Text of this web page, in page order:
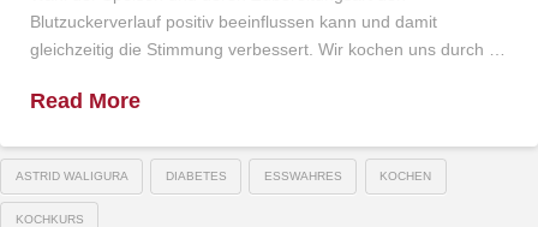
Blutzuckerverlauf positiv beeinflussen kann und damit
gleichzeitig die Stimmung verbessert. Wir kochen uns durch …
Read More
ASTRID WALIGURA DIABETES ESSWAHRES KOCHEN
KOCHKURS